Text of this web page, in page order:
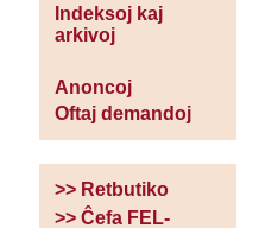
Indeksoj kaj
arkivoj
Anoncoj
Oftaj demandoj
>> Retbutiko
>> Ĉefa FEL-